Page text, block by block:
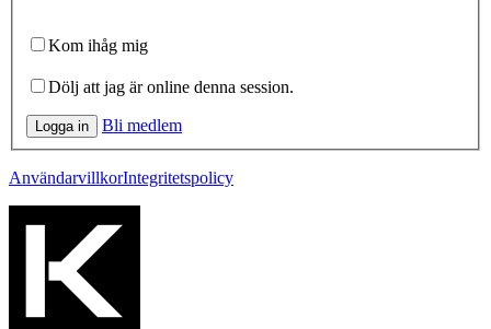
Kom ihåg mig
Dölj att jag är online denna session.
Logga in Bli medlem
AnvändarvillkorIntegritetspolicy